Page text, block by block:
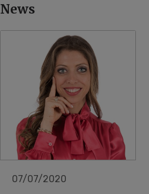
News
07/07/2020